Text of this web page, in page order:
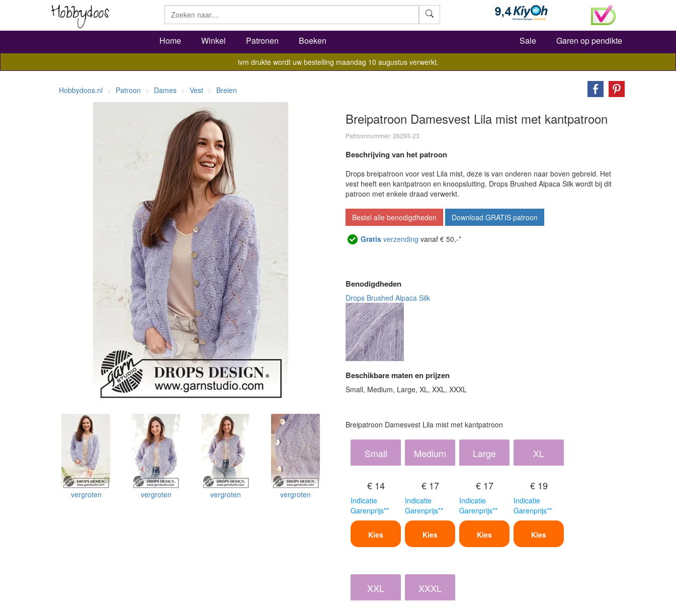
Zoeken
Home Winkel Patronen Boeken Sale Garen op pendikte
ivm drukte wordt uw bestelling maandag 10 augustus verwerkt.
Hobbydoos.nl Patroon Dames Vest Breien
vergroten vergroten vergroten vergroten
Breipatroon Damesvest Lila mist met kantpatroon
Patroonnummer: 26293-23
Beschrijving van het patroon
Drops breipatroon voor vest Lila mist, deze is van onderen naar boven gebreid. Het
vest heeft een kantpatroon en knoopsluiting. Drops Brushed Alpaca Silk wordt bij dit
patroon met enkele draad verwerkt.
Bestel alle benodigdheden Download GRATIS patroon
Gratis verzending vanaf € 50,-*
Benodigdheden
Drops Brushed Alpaca Silk
Beschikbare maten en prijzen
Small, Medium, Large, XL, XXL, XXXL
Breipatroon Damesvest Lila mist met kantpatroon
Small
€ 14
Indicatie
Garenprijs**
Kies
Medium
€ 17
Indicatie
Garenprijs**
Kies
Large
€ 17
Indicatie
Garenprijs**
Kies
XL
€ 19
Indicatie
Garenprijs**
Kies
XXL XXXL